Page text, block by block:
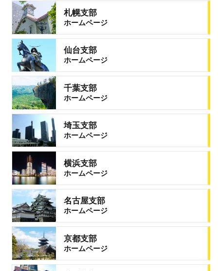
札幌支部
ホームページ
仙台支部
ホームページ
千葉支部
ホームページ
埼玉支部
ホームページ
横浜支部
ホームページ
名古屋支部
ホームページ
京都支部
ホームページ